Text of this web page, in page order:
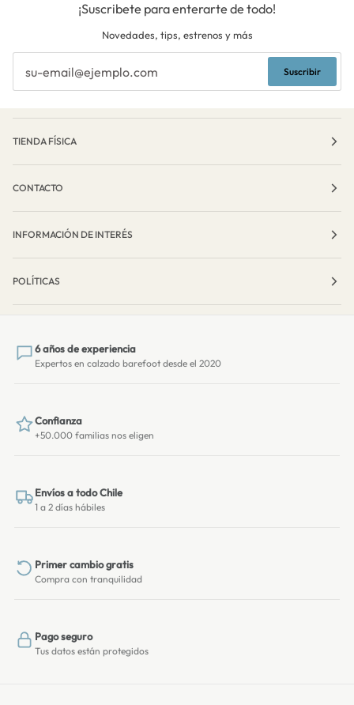
¡Suscribete para enterarte de todo!
Novedades, tips, estrenos y más
Suscribir
TIENDA FÍSICA
CONTACTO
INFORMACIÓN DE INTERÉS
POLÍTICAS
6 años de experiencia
Expertos en calzado barefoot desde el 2020
Confianza
+50.000 familias nos eligen
Envíos a todo Chile
1 a 2 días hábiles
Primer cambio gratis
Compra con tranquilidad
Pago seguro
Tus datos están protegidos